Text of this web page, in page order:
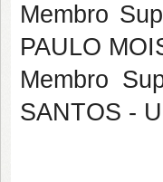
Membro
PAULO
Membro
SANTOS -